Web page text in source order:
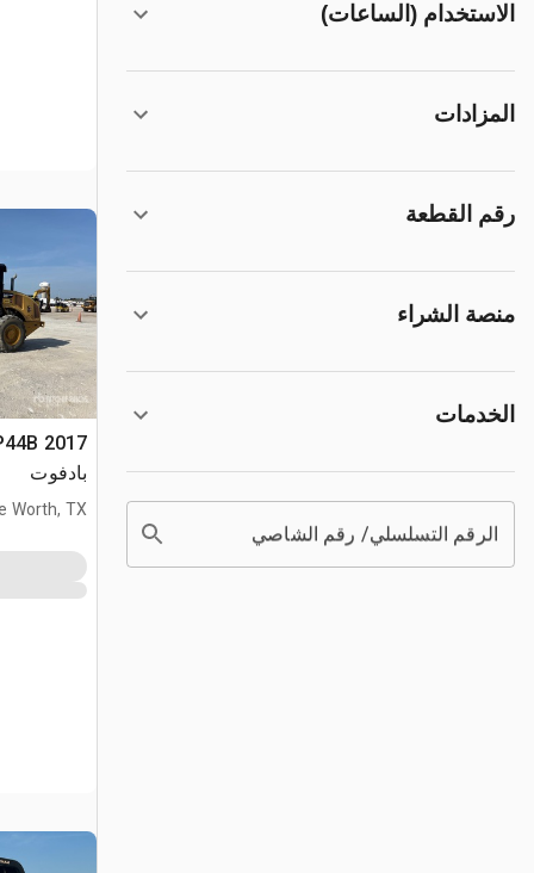
الاستخدام (الساعات)
المزادات
رقم القطعة
منصة الشراء
الخدمات
الرقم التسلسلي/ رقم الشاصي
بادفوت
Worth, TX